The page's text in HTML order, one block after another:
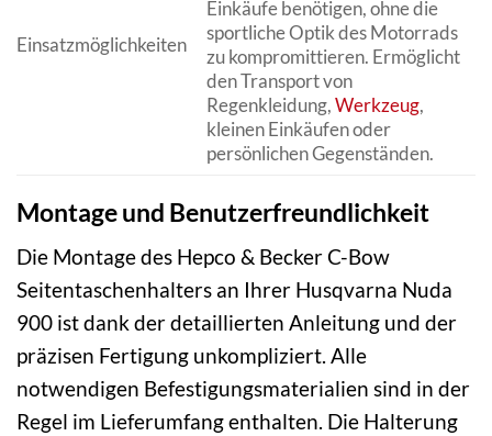
Einsatzmöglichkeiten
Einkäufe benötigen, ohne die
sportliche Optik des Motorrads
zu kompromittieren. Ermöglicht
den Transport von
Regenkleidung,Werkzeug,
kleinen Einkäufen oder
persönlichen Gegenständen.
Montage und Benutzerfreundlichkeit
Die Montage des Hepco & Becker C-Bow
Seitentaschenhalters an Ihrer Husqvarna Nuda
900 ist dank der detaillierten Anleitung und der
präzisen Fertigung unkompliziert. Alle
notwendigen Befestigungsmaterialien sind in der
Regel im Lieferumfang enthalten. Die Halterung